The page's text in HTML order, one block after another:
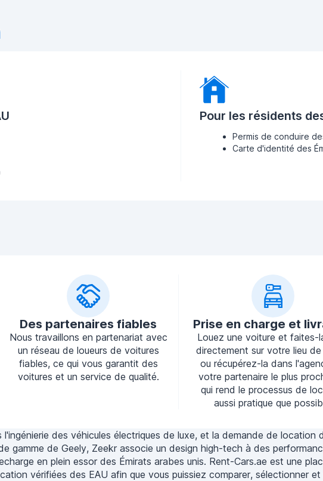
Pour les résidents
Permis de conduire
Carte d'identité des
Des partenaires fiables
Nous travaillons en partenariat avec
un réseau de loueurs de voitures
fiables, ce qui vous garantit des
voitures et un service de qualité.
Prise en charge et
Louez une voiture et faites-
directement sur votre lieu
ou récupérez-la dans
votre partenaire le plus
qui rend le processus de
aussi pratique que
des véhicules électriques de luxe, et la demande de
gamme de Geely, Zeekr associe un design high-tech à des
en plein essor des Émirats arabes unis. Rent-Cars.ae est une
vérifiées des EAU afin que vous puissiez comparer, sélectionner